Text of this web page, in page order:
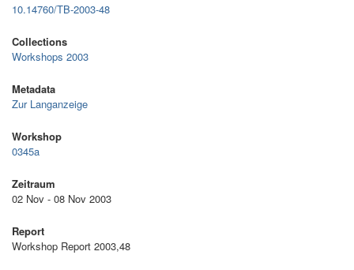
10.14760/TB-2003-48
Collections
Workshops 2003
Metadata
Zur Langanzeige
Workshop
0345a
Zeitraum
02 Nov - 08 Nov 2003
Report
Workshop Report 2003,48